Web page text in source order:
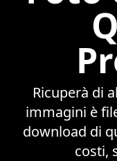
Ricuperà di
immagini è
download di
costi,